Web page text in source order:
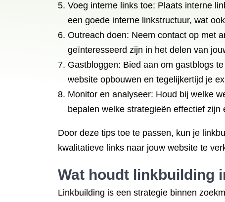
Voeg interne links toe: Plaats interne
een goede interne linkstructuur, wat
Outreach doen: Neem contact op met
geïnteresseerd zijn in het delen van
Gastbloggen: Bied aan om gastblogs
website opbouwen en tegelijkertijd je
Monitor en analyseer: Houd bij welke
bepalen welke strategieën effectief
Door deze tips toe te passen, kun je
kwalitatieve links naar jouw website te
Wat houdt linkbuilding
Linkbuilding is een strategie binnen